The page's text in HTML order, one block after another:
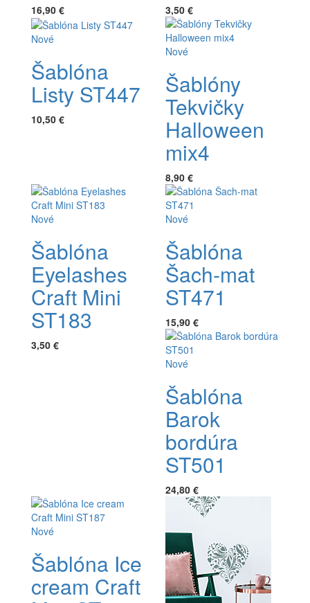
16,90 € 3,50 €
Nové
Šablóna
Listy ST447
10,50 €
Nové
Šablóny
Tekvičky
Halloween
mix4
8,90 €
Nové
Šablóna
Eyelashes
Craft Mini
ST183
3,50 €
Nové
Šablóna
Šach-mat
ST471
15,90 €
Nové
Šablóna
Barok
bordúra
ST501
24,80 €
Nové
Šablóna Ice
cream Craft